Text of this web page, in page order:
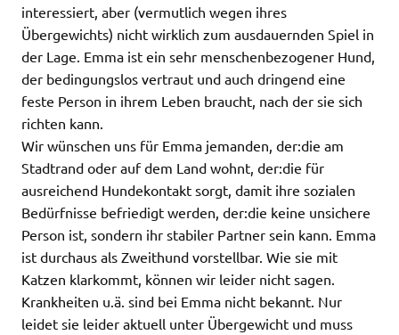
interessiert, aber (vermutlich wegen ihres
Übergewichts) nicht wirklich zum ausdauernden Spiel in
der Lage. Emma ist ein sehr menschenbezogener Hund,
der bedingungslos vertraut und auch dringend eine
feste Person in ihrem Leben braucht, nach der sie sich
richten kann.
Wir wünschen uns für Emma jemanden, der:die am
Stadtrand oder auf dem Land wohnt, der:die für
ausreichend Hundekontakt sorgt, damit ihre sozialen
Bedürfnisse befriedigt werden, der:die keine unsichere
Person ist, sondern ihr stabiler Partner sein kann. Emma
ist durchaus als Zweithund vorstellbar. Wie sie mit
Katzen klarkommt, können wir leider nicht sagen.
Krankheiten u.ä. sind bei Emma nicht bekannt. Nur
leidet sie leider aktuell unter Übergewicht und muss